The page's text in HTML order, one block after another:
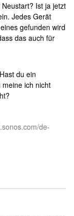
Ist ja jetzt
Jedes Gerät
gefunden wird
das auch für
du ein
ich nicht
de-